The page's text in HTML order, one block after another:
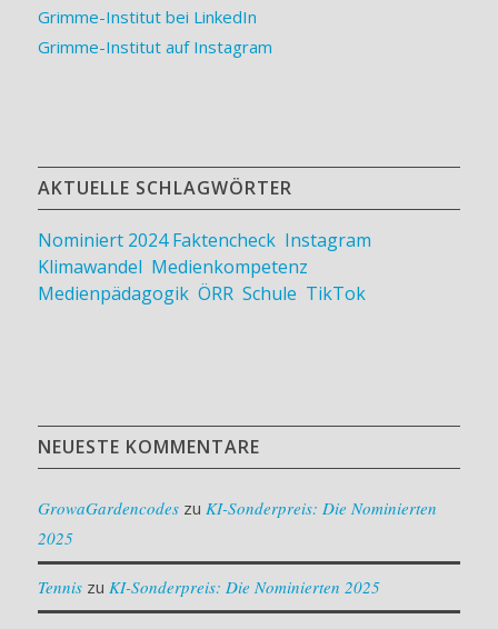
Grimme-Institut bei LinkedIn
Grimme-Institut auf Instagram
AKTUELLE SCHLAGWÖRTER
Nominiert 2024 Faktencheck, Instagram
Klimawandel Medienkompetenz
Medienpädagogik, ÖRR, Schule TikTok
NEUESTE KOMMENTARE
GrowaGardencodeszu KI-Sonderpreis: Die Nominierten
2025
Tenniszu KI-Sonderpreis: Die Nominierten 2025